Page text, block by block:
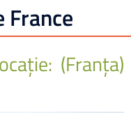
France
(Franța)